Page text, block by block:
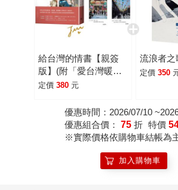
被放在這個世界的什麼地方；做為一個
溢的攝影師，他問自己該如何選擇光明
的剪紙藝術家，他叩問自己每一刀的起
給大家。 不管是誰，一定會有感到迷惘
如果很不巧地你正受困於某種痛苦的循
的不是自己的才華該如何被展現，而是
活、拚搏的人們感到快樂與希望。他也
但他走出來了。這是他的努力，也是他
社會視為「創意總監」的他，一心一意
能被傳遞、回饋給大家，讓所有人都能
給台灣的情書【親簽
版】(附「愛台灣暖心
小語」明信片組)
定價 380 元
流浪者之
定價 350
優惠時間：2026/07/10
優惠組合價： 75 折 特價
※實際價格依購物車結帳為
加入購物車